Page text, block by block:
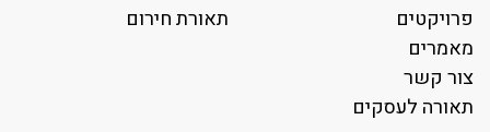
פרויקטים
מאמרים
צור קשר
תאורה לעסקים
תאורת חירום